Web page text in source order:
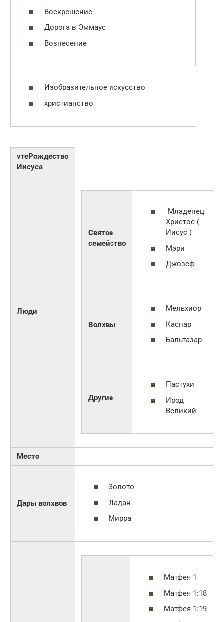
Воскрешение
Дорога в Эммаус
Вознесение
Изобразительное искусство
христианство
vтеРождество
Иисуса
Люди
Святое
семейство
Младенец
Христос (
Иисус )
Мэри
Джозеф
Волхвы
Мельхиор
Каспар
Бальтазар
Другие
Пастухи
Ирод
Великий
Место
Дары волхвов
Золото
Ладан
Мирра
Матфея 1
Матфея 1:18
Матфея 1:19